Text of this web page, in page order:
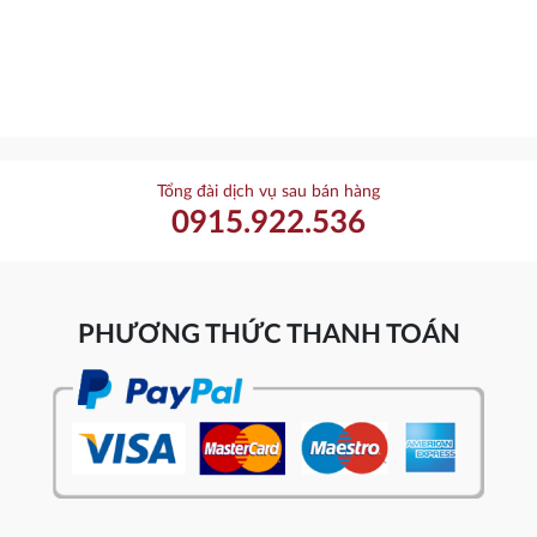
Tổng đài dịch vụ sau bán hàng
0915.922.536
PHƯƠNG THỨC THANH TOÁN